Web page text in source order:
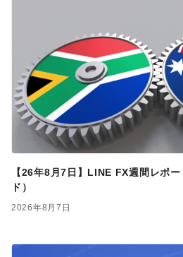
【26年8月7日】LINE FX週間レポ
ド）
2026年8月7日